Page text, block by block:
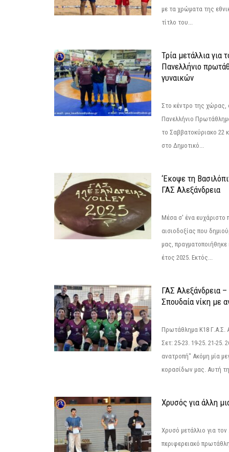
με τα χρώματα της
τίτλο του...
Τρία μετάλλια για
Πανελλήνιο
γυναικών
Στο κέντρο της χώρας,
Πανελλήνιο
το Σαββατοκύριακο 22
στο Δημοτικό...
‘Εκοψε τη
ΓΑΣ Αλεξάνδρεια
Μέσα σ' ένα ευχάριστο
αισιοδοξίας που
μας,
έτος 2025. Εκτός...
ΓΑΣ Αλεξάνδρεια
Σπουδαία νίκη με
Πρωτάθλημα Κ18 Γ.Α.Σ.
Σετ: 25-23. 19-25. 21-25.
ανατροπή" Ακόμη μία
κορασίδων μας. Αυτή
Χρυσός για άλλη
Χρυσό μετάλλιο για
περιφερειακό